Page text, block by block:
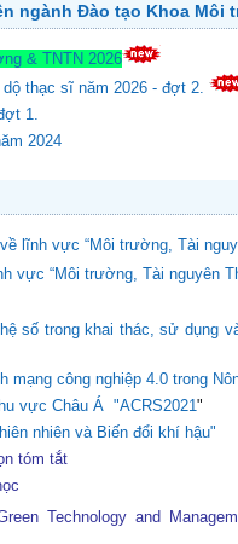
ngành Đào tạo Khoa Môi
& TNTN 2026
thạc sĩ năm 2026 - đợt 2.
1.
2024
lĩnh vực “Môi trường, Tài
vực “Môi trường, Tài nguyên
số trong khai thác, sử dụng
mạng công nghiệp 4.0 trong
vực Châu Á "ACRS2021"
nhiên và Biến đổi khí hậu"
tóm tắt
Technology and